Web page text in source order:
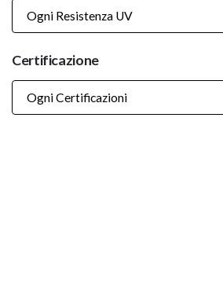
Ogni Resistenza UV
Certificazione
Ogni Certificazioni